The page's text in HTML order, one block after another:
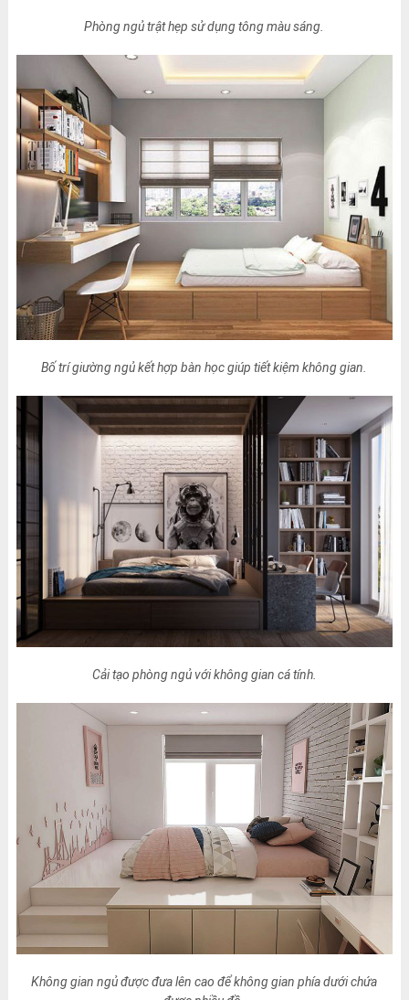
Phòng ngủ trật hẹp sử dụng tông màu sáng.
Bố trí giường ngủ kết hợp bàn học giúp tiết kiệm không gian.
Cải tạo phòng ngủ với không gian cá tính.
Không gian ngủ được đưa lên cao để không gian phía dưới chứa